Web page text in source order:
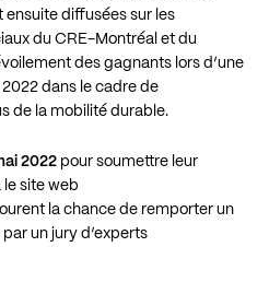
ensuite diffusées sur les
du CRE-Montréal et du
des gagnants lors d’une
dans le cadre de
de la mobilité durable.
2022 pour soumettre leur
site web
la chance de remporter un
un jury d’experts